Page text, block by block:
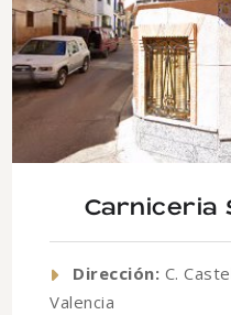
Carniceria
Dirección: C.
Valencia